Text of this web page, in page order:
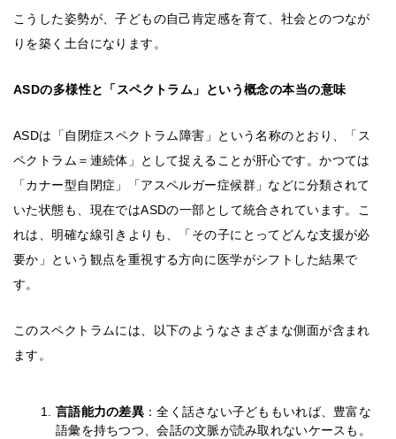
こうした姿勢が、子どもの自己肯定感を育て、社会とのつなが
りを築く土台になります。
ASDの多様性と「スペクトラム」という概念の本当の意味
ASDは「自閉症スペクトラム障害」という名称のとおり、「ス
ペクトラム＝連続体」として捉えることが肝心です。かつては
「カナー型自閉症」「アスペルガー症候群」などに分類されて
いた状態も、現在ではASDの一部として統合されています。こ
れは、明確な線引きよりも、「その子にとってどんな支援が必
要か」という観点を重視する方向に医学がシフトした結果で
す。
このスペクトラムには、以下のようなさまざまな側面が含まれ
ます。
言語能力の差異：全く話さない子どももいれば、豊富な
語彙を持ちつつ、会話の文脈が読み取れないケースも。